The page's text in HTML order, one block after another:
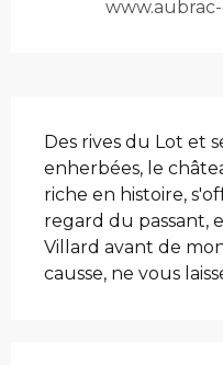
Des rives du Lot et
enherbées, le
riche en histoire,
regard du passant,
Villard avant de
causse, ne vous